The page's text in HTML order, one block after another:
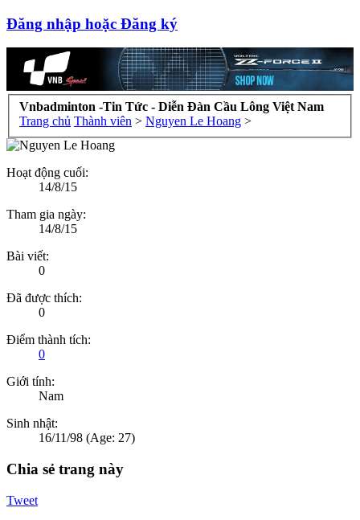
Đăng nhập hoặc Đăng ký
Vnbadminton -Tin Tức - Diễn Đàn Cầu Lông Việt Nam
Trang chủ Thành viên > Nguyen Le Hoang >
Hoạt động cuối:
14/8/15
Tham gia ngày:
14/8/15
Bài viết:
0
Đã được thích:
0
Điểm thành tích:
0
Giới tính:
Nam
Sinh nhật:
16/11/98 (Age: 27)
Chia sẻ trang này
Tweet